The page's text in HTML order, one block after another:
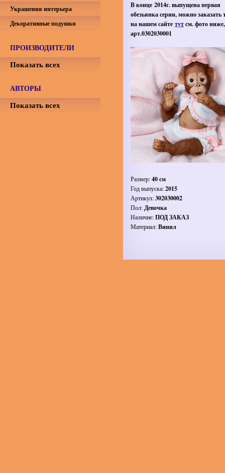
В конце 2014г. выпущена первая
обезьянка серии, можно заказать
на нашем сайте тутсм. фото ниже,
арт.0302030001
Размер:40 см
Год выпуска:2015
Артикул:302030002
Пол:Девочка
Наличие:ПОД ЗАКАЗ
Материал:Винил
Украшения интерьера
Декоративные подушки
ПРОИЗВОДИТЕЛИ
Показать всех
АВТОРЫ
Показать всех